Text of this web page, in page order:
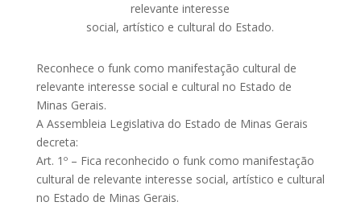
relevante interesse
social, artístico e cultural do Estado.
Reconhece o funk como manifestação cultural de
relevante interesse social e cultural no Estado de
Minas Gerais.
A Assembleia Legislativa do Estado de Minas Gerais
decreta:
Art. 1º – Fica reconhecido o funk como manifestação
cultural de relevante interesse social, artístico e cultural
no Estado de Minas Gerais.